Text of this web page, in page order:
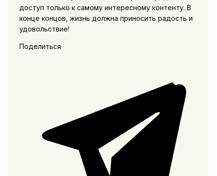
доступ только к самому интересному контенту. В
конце концов, жизнь должна приносить радость и
удовольствие!
Поделиться